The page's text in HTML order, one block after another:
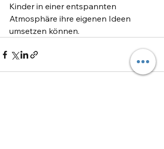
Kinder in einer entspannten
Atmosphäre ihre eigenen Ideen
umsetzen können.